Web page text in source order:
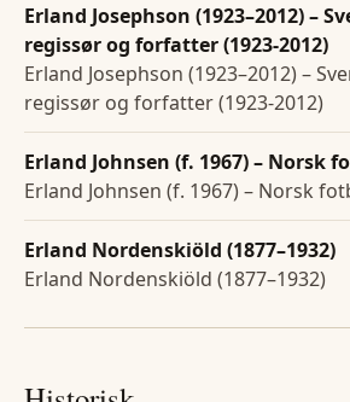
Erland Josephson (1923–2012) –
regissør og forfatter (1923-2012)
Erland Josephson (1923–2012) –
regissør og forfatter (1923-2012)
Erland Johnsen (f. 1967) – Norsk
Erland Johnsen (f. 1967) – Norsk
Erland Nordenskiöld (1877–1932)
Erland Nordenskiöld (1877–1932)